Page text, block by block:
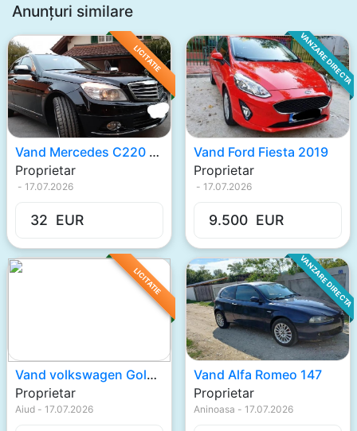
Anunțuri similare
LICITATIE
Vand Mercedes C220 2009
Proprietar
- 17.07.2026
32 EUR
VANZARE DIRECTA
Vand Ford Fiesta 2019
Proprietar
- 17.07.2026
9.500 EUR
LICITATIE
Vand volkswagen Gold V
Proprietar
Aiud - 17.07.2026
VANZARE DIRECTA
Vand Alfa Romeo 147
Proprietar
Aninoasa - 17.07.2026